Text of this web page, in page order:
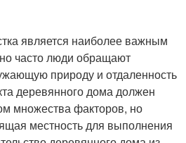
является наиболее важным
часто люди обращают
природу и отдаленность
деревянного дома должен
множества факторов, но
местность для выполнения